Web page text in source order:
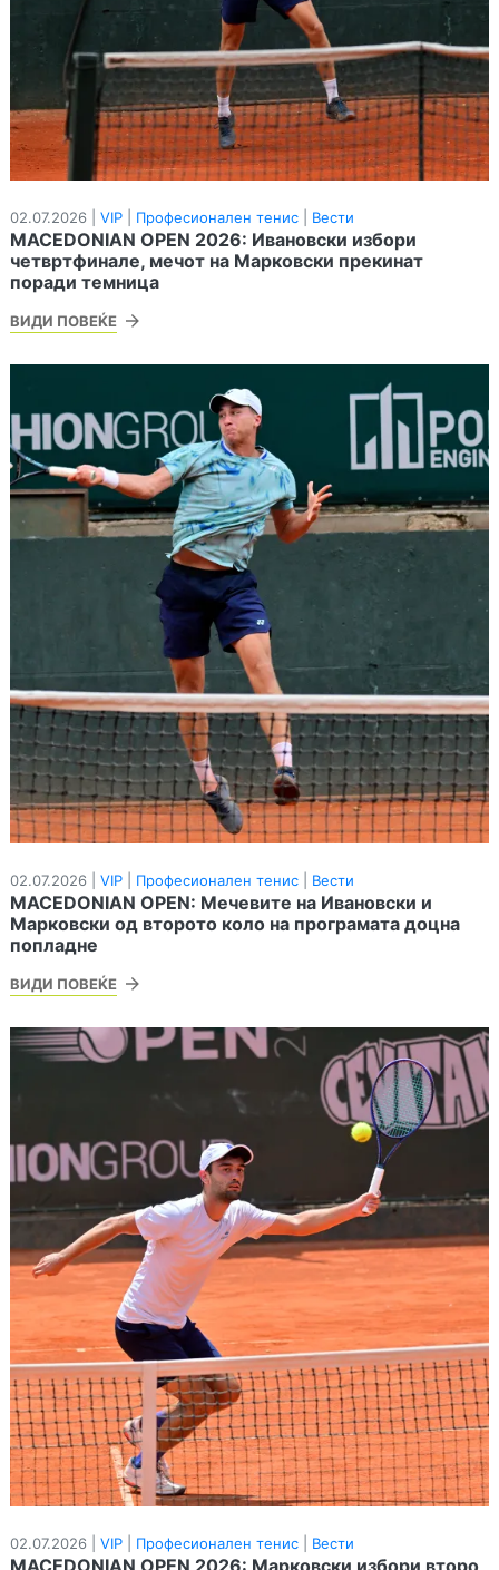
02.07.2026 | VIP Професионален тенис Вести
MACEDONIAN OPEN 2026: Ивановски избори
четвртфинале, мечот на Марковски прекинат
поради темница
ВИДИ ПОВЕЌЕ
02.07.2026 | VIP Професионален тенис Вести
MACEDONIAN OPEN: Мечевите на Ивановски и
Марковски од второто коло на програмата доцна
попладне
ВИДИ ПОВЕЌЕ
02.07.2026 | VIP Професионален тенис Вести
MACEDONIAN OPEN 2026: Марковски избори второ